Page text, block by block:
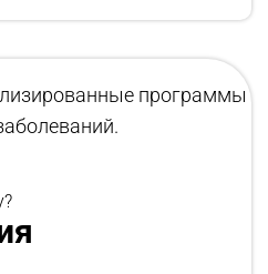
программы